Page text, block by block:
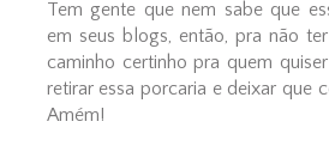
Tem gente que nem sabe que
em seus blogs, então, pra não
caminho certinho pra quem
retirar essa porcaria e deixar que
Amém!